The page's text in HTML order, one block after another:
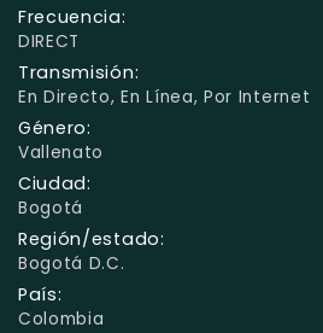
Frecuencia:
DIRECT
Transmisión:
En Directo, En Línea, Por Internet
Género:
Vallenato
Ciudad:
Bogotá
Región/estado:
Bogotá D.C.
País:
Colombia